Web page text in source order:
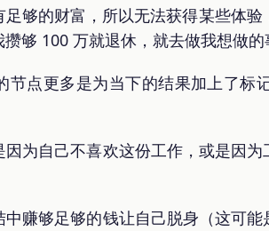
够的财富，所以无法获得某些体
够 100 万就退休，就去做我想做的
节点更多是为当下的结果加上了标
为自己不喜欢这份工作，或是因
赚够足够的钱让自己脱身（这可